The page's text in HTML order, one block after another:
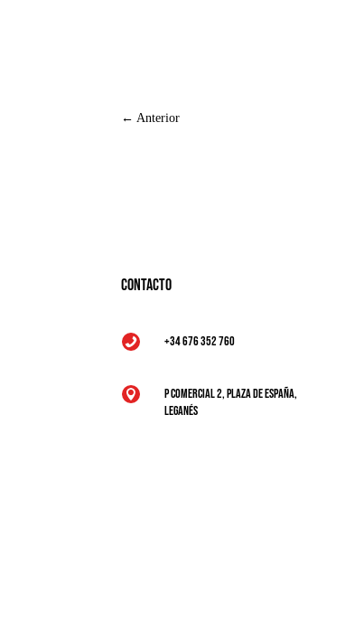
← Anterior
Contacto
 +34 676 352 760

P Comercial 2, Plaza de España,
Leganés